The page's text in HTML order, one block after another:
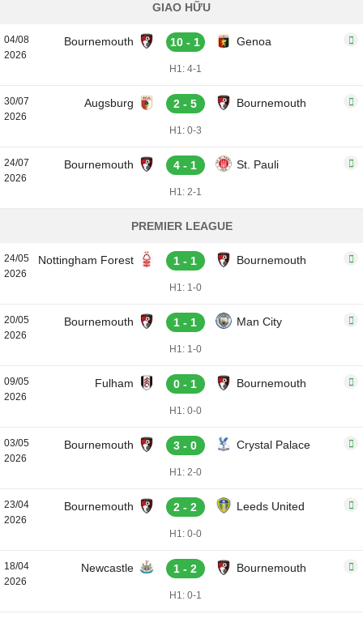
GIAO HỮU
04/08
2026
Bournemouth 10 - 1 Genoa
H1: 4-1
30/07
2026
Augsburg 2 - 5 Bournemouth
H1: 0-3
24/07
2026
Bournemouth 4 - 1 St. Pauli
H1: 2-1
PREMIER LEAGUE
24/05
2026
Nottingham Forest 1 - 1 Bournemouth
H1: 1-0
20/05
2026
Bournemouth 1 - 1 Man City
H1: 1-0
09/05
2026
Fulham 0 - 1 Bournemouth
H1: 0-0
03/05
2026
Bournemouth 3 - 0 Crystal Palace
H1: 2-0
23/04
2026
Bournemouth 2 - 2 Leeds United
H1: 0-0
18/04
2026
Newcastle 1 - 2 Bournemouth
H1: 0-1